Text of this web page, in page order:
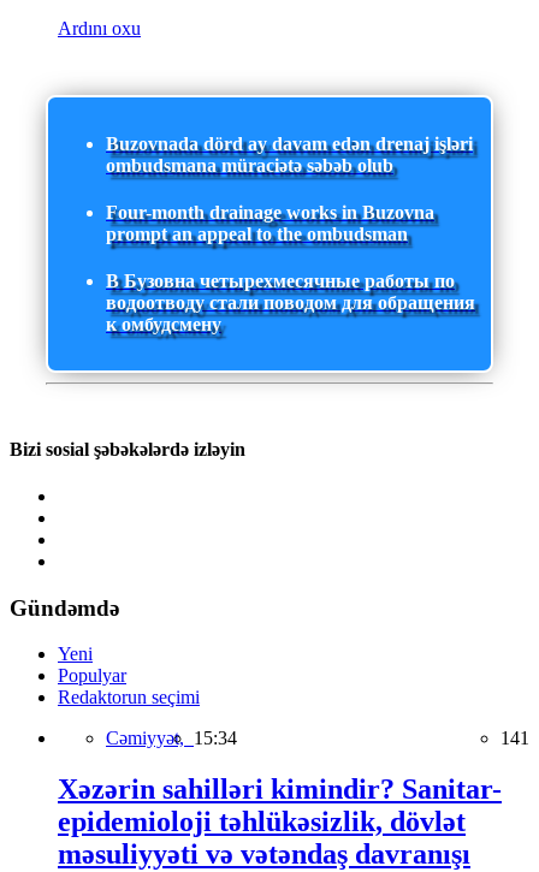
Ardını oxu
Buzovnada dörd ay davam edən drenaj işləri
ombudsmana müraciətə səbəb olub
Four-month drainage works in Buzovna
prompt an appeal to the ombudsman
В Бузовна четырехмесячные работы по
водоотводу стали поводом для обращения
к омбудсмену
Bizi sosial şəbəkələrdə izləyin
Gündəmdə
Yeni
Populyar
Redaktorun seçimi
Cəmiyyət, 15:34 141
Xəzərin sahilləri kimindir? Sanitar-
epidemioloji təhlükəsizlik, dövlət
məsuliyyəti və vətəndaş davranışı